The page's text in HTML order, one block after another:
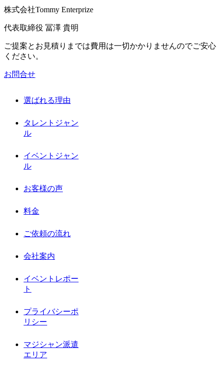
株式会社Tommy Enterprize
代表取締役 冨澤 貴明
ご提案とお見積りまでは費用は一切かかりませんのでご安心
ください。
お問合せ
選ばれる理由
タレントジャン
ル
イベントジャン
ル
お客様の声
料金
ご依頼の流れ
会社案内
イベントレポー
ト
プライバシーポ
リシー
マジシャン派遣
エリア